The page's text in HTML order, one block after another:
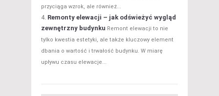
przyciąga wzrok, ale również...
Remonty elewacji – jak odświeżyć wygląd
zewnętrzny budynku Remont elewacji to nie
tylko kwestia estetyki, ale także kluczowy element
dbania o wartość i trwałość budynku. W miarę
upływu czasu elewacje...